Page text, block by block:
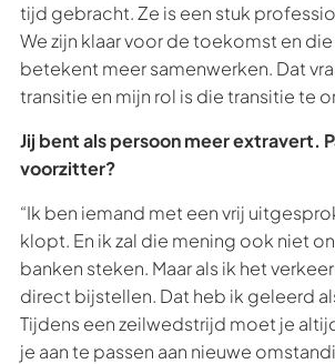
tijd gebracht. Ze is een stuk
We zijn klaar voor de toekomst en
betekent meer samenwerken. Dat
transitie en mijn rol is die transitie te
Jij bent als persoon meer extravert.
voorzitter?
“Ik ben iemand met een vrij
klopt. En ik zal die mening ook niet
banken steken. Maar als ik het
direct bijstellen. Dat heb ik geleerd
Tijdens een zeilwedstrijd moet je
je aan te passen aan nieuwe